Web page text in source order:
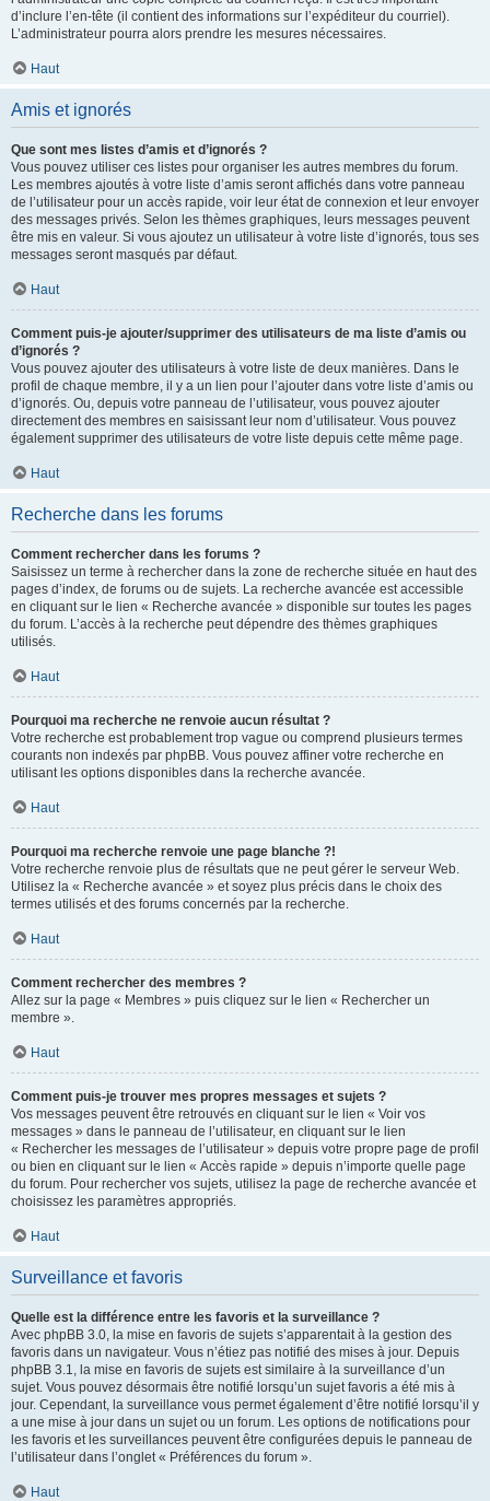
d’inclure l’en-tête (il contient des informations sur l’expéditeur du courriel).
L’administrateur pourra alors prendre les mesures nécessaires.
Haut
Amis et ignorés
Que sont mes listes d’amis et d’ignorés ?
Vous pouvez utiliser ces listes pour organiser les autres membres du forum.
Les membres ajoutés à votre liste d’amis seront affichés dans votre panneau
de l’utilisateur pour un accès rapide, voir leur état de connexion et leur envoyer
des messages privés. Selon les thèmes graphiques, leurs messages peuvent
être mis en valeur. Si vous ajoutez un utilisateur à votre liste d’ignorés, tous ses
messages seront masqués par défaut.
Haut
Comment puis-je ajouter/supprimer des utilisateurs de ma liste d’amis ou
d’ignorés ?
Vous pouvez ajouter des utilisateurs à votre liste de deux manières. Dans le
profil de chaque membre, il y a un lien pour l’ajouter dans votre liste d’amis ou
d’ignorés. Ou, depuis votre panneau de l’utilisateur, vous pouvez ajouter
directement des membres en saisissant leur nom d’utilisateur. Vous pouvez
également supprimer des utilisateurs de votre liste depuis cette même page.
Haut
Recherche dans les forums
Comment rechercher dans les forums ?
Saisissez un terme à rechercher dans la zone de recherche située en haut des
pages d’index, de forums ou de sujets. La recherche avancée est accessible
en cliquant sur le lien « Recherche avancée » disponible sur toutes les pages
du forum. L’accès à la recherche peut dépendre des thèmes graphiques
utilisés.
Haut
Pourquoi ma recherche ne renvoie aucun résultat ?
Votre recherche est probablement trop vague ou comprend plusieurs termes
courants non indexés par phpBB. Vous pouvez affiner votre recherche en
utilisant les options disponibles dans la recherche avancée.
Haut
Pourquoi ma recherche renvoie une page blanche ?!
Votre recherche renvoie plus de résultats que ne peut gérer le serveur Web.
Utilisez la « Recherche avancée » et soyez plus précis dans le choix des
termes utilisés et des forums concernés par la recherche.
Haut
Comment rechercher des membres ?
Allez sur la page « Membres » puis cliquez sur le lien « Rechercher un
membre ».
Haut
Comment puis-je trouver mes propres messages et sujets ?
Vos messages peuvent être retrouvés en cliquant sur le lien « Voir vos
messages » dans le panneau de l’utilisateur, en cliquant sur le lien
« Rechercher les messages de l’utilisateur » depuis votre propre page de profil
ou bien en cliquant sur le lien « Accès rapide » depuis n’importe quelle page
du forum. Pour rechercher vos sujets, utilisez la page de recherche avancée et
choisissez les paramètres appropriés.
Haut
Surveillance et favoris
Quelle est la différence entre les favoris et la surveillance ?
Avec phpBB 3.0, la mise en favoris de sujets s’apparentait à la gestion des
favoris dans un navigateur. Vous n’étiez pas notifié des mises à jour. Depuis
phpBB 3.1, la mise en favoris de sujets est similaire à la surveillance d’un
sujet. Vous pouvez désormais être notifié lorsqu’un sujet favoris a été mis à
jour. Cependant, la surveillance vous permet également d’être notifié lorsqu’il y
a une mise à jour dans un sujet ou un forum. Les options de notifications pour
les favoris et les surveillances peuvent être configurées depuis le panneau de
l’utilisateur dans l’onglet « Préférences du forum ».
Haut